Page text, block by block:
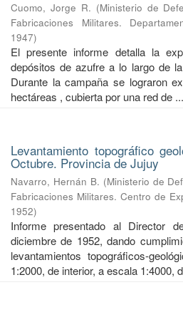
Cuomo, Jorge R. (Ministerio de
Fabricaciones Militares.
1947)
El presente informe detalla la
depósitos de azufre a lo largo de
Durante la campaña se lograron
hectáreas , cubierta por una red de ...
Levantamiento topográfico
Octubre. Provincia de Jujuy
Navarro, Hernán B. (Ministerio de
Fabricaciones Militares. Centro de
1952)
Informe presentado al Director
diciembre de 1952, dando
levantamientos topográficos-
1:2000, de interior, a escala 1:4000,